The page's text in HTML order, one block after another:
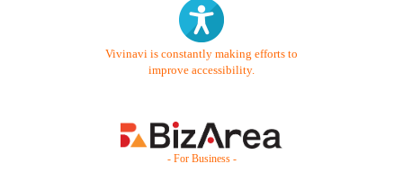
Vivinavi is constantly making efforts to
improve accessibility.
- For Business -